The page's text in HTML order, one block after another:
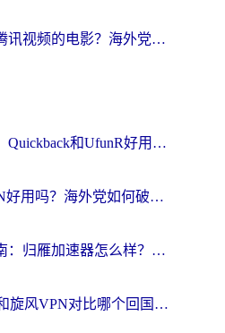
怎么在国外看腾讯视频的电影？海外党亲测有效的回国加速指南
海外党别踩坑！Quickback和UfunR好用吗？选对回国加速器才能无缝刷国内资源
迅游和SpeedCN好用吗？海外党如何破解那道看不见的墙
海外党自救指南：归雁加速器怎么样？教你避开坑实现国内资源无缝访问
ChickCN VPN和旋风VPN对比哪个回国效果更好？海外用户的选择困境与出路